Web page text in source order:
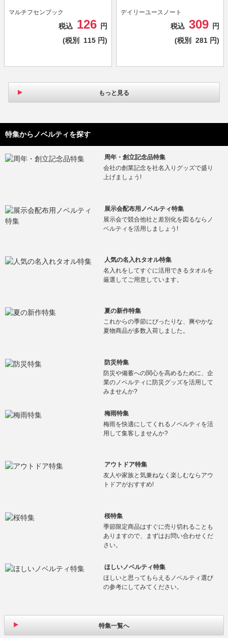
マルチフセンブック
税込 126
円
(税別
115 円)
デイリーユースノート
税込 309
円
(税別
281 円)
もっと見る
特集からノベルティを探す
周年・創立記念品特集
会社の創業記念を社名入りグッズで盛り
上げましょう!
展示会配布用ノベルティ特集
展示会で競合他社と差別化を図るならノ
ベルティを活用しましょう!
人気の名入れタオル特集
名入れをしてすぐに活用できるタオルを
厳選してご用意しています。
夏の新作特集
これからの季節にぴったりな、爽やかな
夏物商品が多数入荷しました。
防災特集
防災や備蓄への関心を高めるために、企
業のノベルティに防災グッズを活用して
みませんか?
梅雨特集
梅雨を快適にしてくれるノベルティを活
用して集客しませんか?
アウトドア特集
友人や家族と気兼ねなく楽しむならアウ
トドアがおすすめ!
桜特集
季節限定商品はすぐに売り切れることも
ありますので、まずはお問い合わせくだ
さい。
ほしいノベルティ特集
ほしいと思ってもらえるノベルティ選び
の参考にしてみてください。
特集一覧へ